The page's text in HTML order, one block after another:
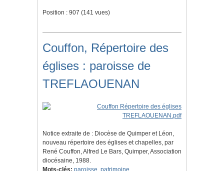
Position : 907 (141 vues)
Couffon, Répertoire des
églises : paroisse de
TREFLAOUENAN
Notice extraite de : Diocèse de Quimper et Léon,
nouveau répertoire des églises et chapelles, par
René Couffon, Alfred Le Bars, Quimper, Association
diocésaine, 1988.
Mots-clés: paroisse patrimoine